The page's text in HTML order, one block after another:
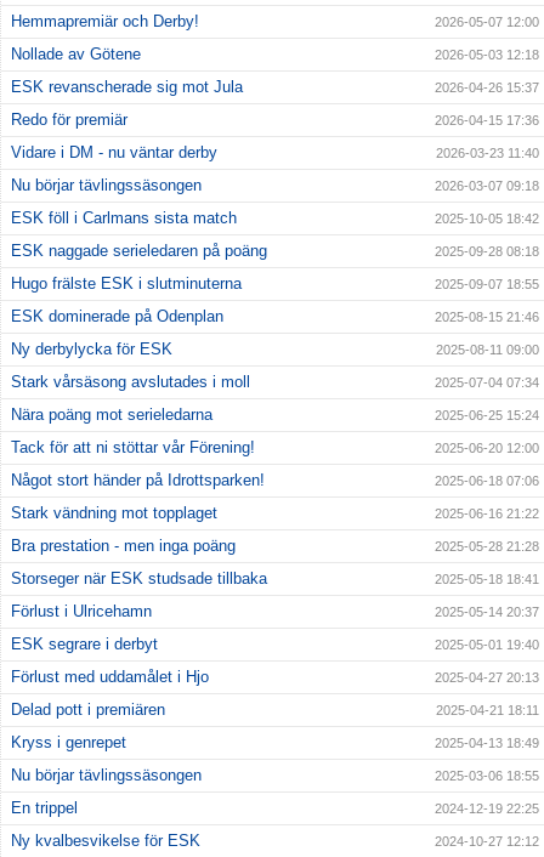
Hemmapremiär och Derby! 2026-05-07 12:00
Nollade av Götene 2026-05-03 12:18
ESK revanscherade sig mot Jula 2026-04-26 15:37
Redo för premiär 2026-04-15 17:36
Vidare i DM - nu väntar derby 2026-03-23 11:40
Nu börjar tävlingssäsongen 2026-03-07 09:18
ESK föll i Carlmans sista match 2025-10-05 18:42
ESK naggade serieledaren på poäng 2025-09-28 08:18
Hugo frälste ESK i slutminuterna 2025-09-07 18:55
ESK dominerade på Odenplan 2025-08-15 21:46
Ny derbylycka för ESK 2025-08-11 09:00
Stark vårsäsong avslutades i moll 2025-07-04 07:34
Nära poäng mot serieledarna 2025-06-25 15:24
Tack för att ni stöttar vår Förening! 2025-06-20 12:00
Något stort händer på Idrottsparken! 2025-06-18 07:06
Stark vändning mot topplaget 2025-06-16 21:22
Bra prestation - men inga poäng 2025-05-28 21:28
Storseger när ESK studsade tillbaka 2025-05-18 18:41
Förlust i Ulricehamn 2025-05-14 20:37
ESK segrare i derbyt 2025-05-01 19:40
Förlust med uddamålet i Hjo 2025-04-27 20:13
Delad pott i premiären 2025-04-21 18:11
Kryss i genrepet 2025-04-13 18:49
Nu börjar tävlingssäsongen 2025-03-06 18:55
En trippel 2024-12-19 22:25
Ny kvalbesvikelse för ESK 2024-10-27 12:12